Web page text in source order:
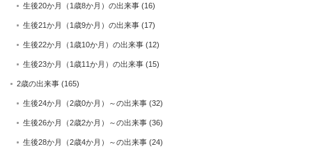
生後20か月（1歳8か月）の出来事 (16)
生後21か月（1歳9か月）の出来事 (17)
生後22か月（1歳10か月）の出来事 (12)
生後23か月（1歳11か月）の出来事 (15)
2歳の出来事 (165)
生後24か月（2歳0か月）～の出来事 (32)
生後26か月（2歳2か月）～の出来事 (36)
生後28か月（2歳4か月）～の出来事 (24)